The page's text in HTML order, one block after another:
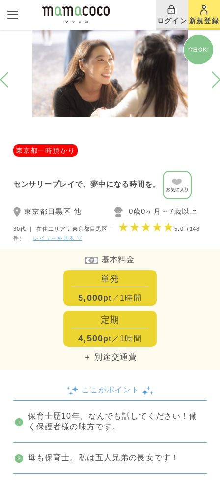
ログイン 新規登録
東京都一時預かり
センサリープレイで、夢中になる時間を。
東京都目黒区 他 0歳0ヶ月～7歳以上
30代 ｜ 在住エリア : 東京都目黒区 ★★★★★5.0 （148
件）
レビューを見る ▽
基本料金
単発
5,000pt ／1時間
定期
4,500pt ／1時間
＋ 別途交通費
ここがポイント
保育士歴10年。なんでも話してください！働
く保護者様の味方です。
母も保育士。私は五人兄弟の長女です！